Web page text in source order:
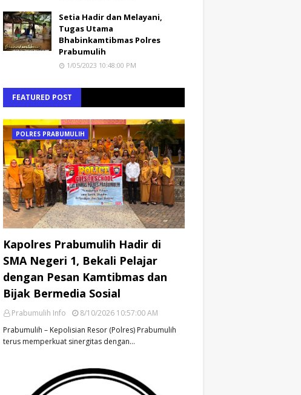
Setia Hadir dan Melayani,
Tugas Utama
Bhabinkamtibmas Polres
Prabumulih
1/05/2023 10:48:00 PM
FEATURED POST
POLRES PRABUMULIH
Kapolres Prabumulih Hadir di
SMA Negeri 1, Bekali Pelajar
dengan Pesan Kamtibmas dan
Bijak Bermedia Sosial
Prabumulih Info
8/10/2026 10:57:00 AM
Prabumulih – Kepolisian Resor (Polres) Prabumulih
terus memperkuat sinergitas dengan…